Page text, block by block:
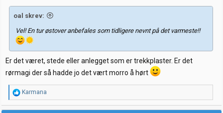
oal skrev:
Vel! En tur østover anbefales som tidligere nevnt på det varmeste!!
Er det været, stede eller anlegget som er trekkplaster. Er det
rørmagi der så hadde jo det vært morro å hørt
R
e
a
Karmana